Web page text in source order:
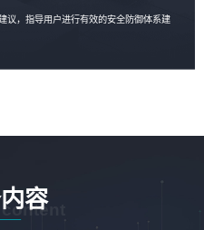
议，指导用户进行有效的安全防御体系建
容